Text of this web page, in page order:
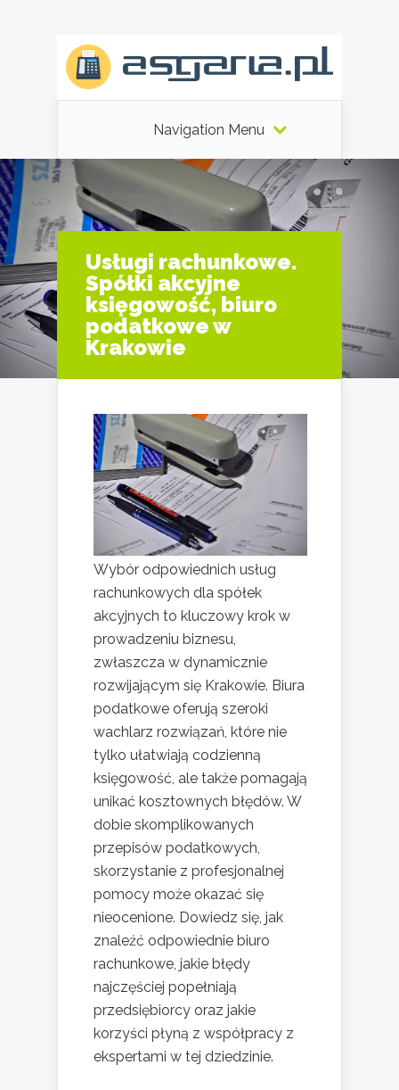
Navigation Menu
Usługi rachunkowe.
Spółki akcyjne
księgowość, biuro
podatkowe w
Krakowie
Wybór odpowiednich usług
rachunkowych dla spółek
akcyjnych to kluczowy krok w
prowadzeniu biznesu,
zwłaszcza w dynamicznie
rozwijającym się Krakowie. Biura
podatkowe oferują szeroki
wachlarz rozwiązań, które nie
tylko ułatwiają codzienną
księgowość, ale także pomagają
unikać kosztownych błędów. W
dobie skomplikowanych
przepisów podatkowych,
skorzystanie z profesjonalnej
pomocy może okazać się
nieocenione. Dowiedz się, jak
znaleźć odpowiednie biuro
rachunkowe, jakie błędy
najczęściej popełniają
przedsiębiorcy oraz jakie
korzyści płyną z współpracy z
ekspertami w tej dziedzinie.